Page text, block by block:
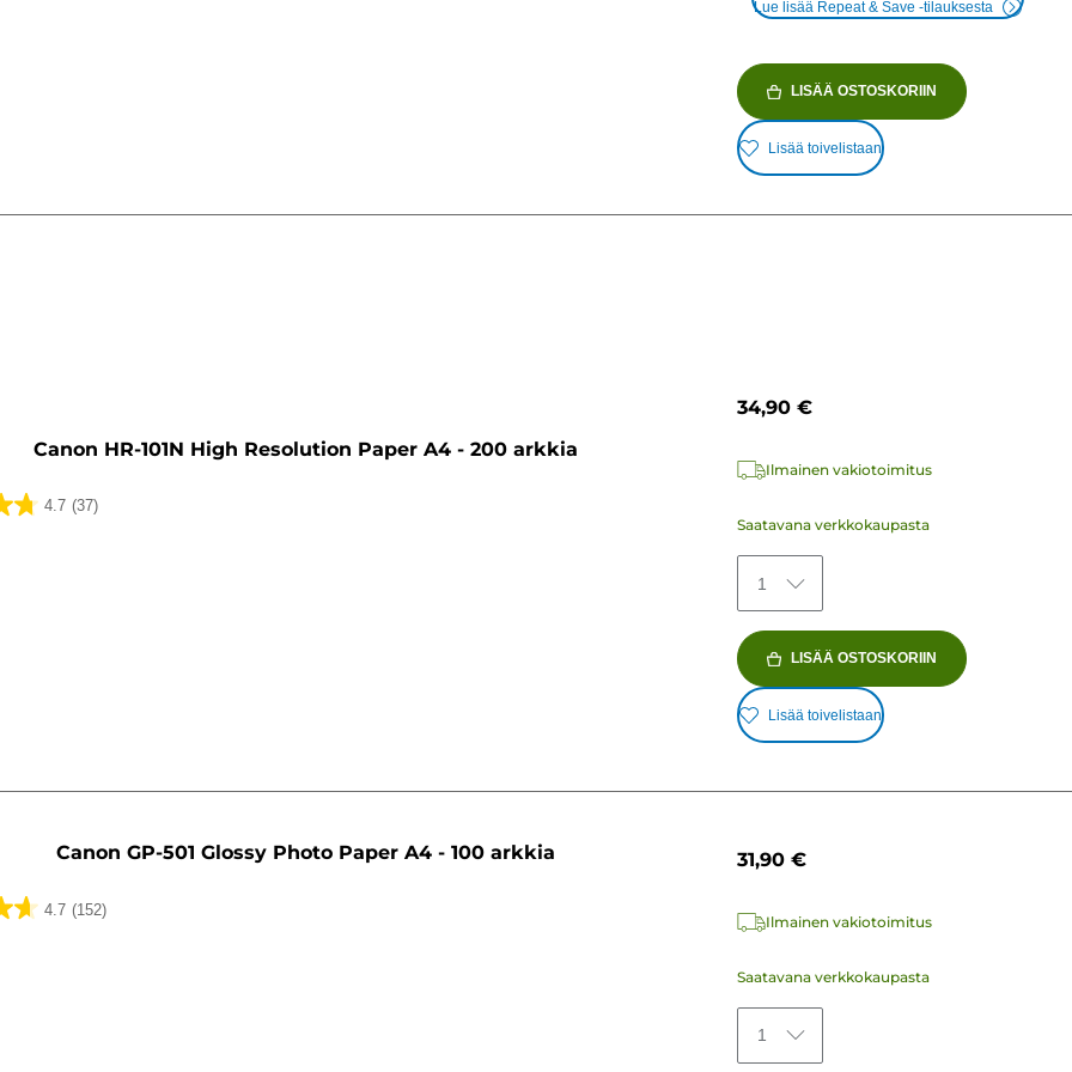
Lue lisää Repeat & Save -tilauksesta
LISÄÄ OSTOSKORIIN
Lisää toivelistaan
Canon HR-101N High Resolution Paper A4 - 200 arkkia
4.7 (37)
34,90 €
Ilmainen vakiotoimitus
Saatavana verkkokaupasta
1
LISÄÄ OSTOSKORIIN
Lisää toivelistaan
Canon GP-501 Glossy Photo Paper A4 - 100 arkkia
4.7 (152)
31,90 €
Ilmainen vakiotoimitus
Saatavana verkkokaupasta
1